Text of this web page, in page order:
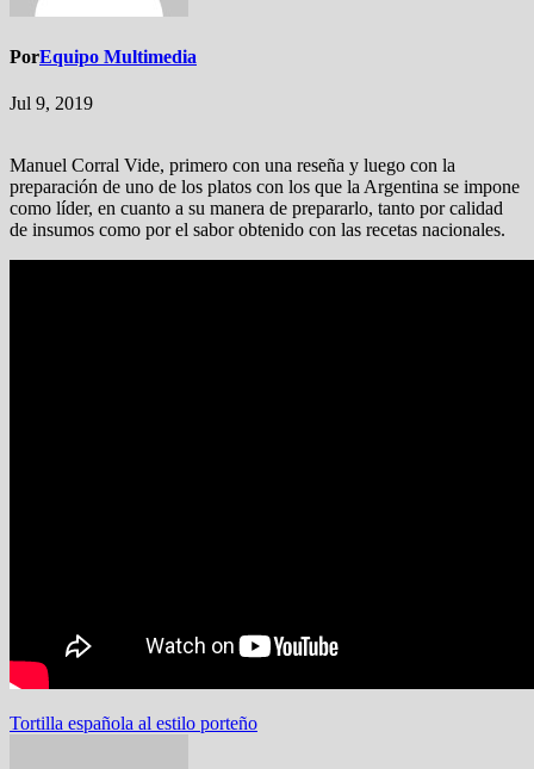
PorEquipo Multimedia
Jul 9, 2019
Manuel Corral Vide, primero con una reseña y luego con la
preparación de uno de los platos con los que la Argentina se impone
como líder, en cuanto a su manera de prepararlo, tanto por calidad
de insumos como por el sabor obtenido con las recetas nacionales.
Navegación
Tortilla española al estilo porteño